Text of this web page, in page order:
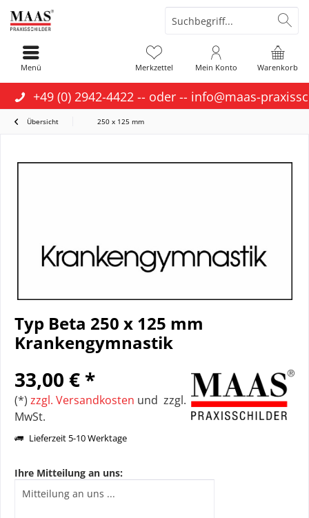
+49 (0) 2942-4422 -- oder -- info@maas-
Warenkorb
Merkzettel Mein Konto
Menü
Übersicht 250 x 125 mm
Typ Beta 250 x 125 mm
Krankengymnastik
33,00 € *
(*) zzgl. Versandkosten und zzgl.
MwSt.
Lieferzeit 5-10 Werktage
Ihre Mitteilung an uns: